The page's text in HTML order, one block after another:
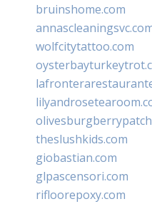
bruinshome.com
wolfcitytattoo.com
theslushkids.com
giobastian.com
glpascensori.com
rifloorepoxy.com